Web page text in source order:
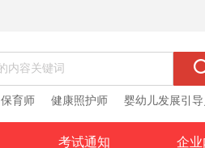
保育师 健康照护师 婴幼儿发展引
考试通知 企